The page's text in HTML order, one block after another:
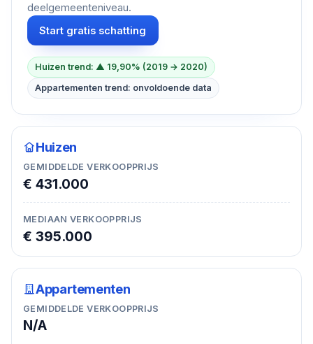
deelgemeenteniveau.
Start gratis schatting
Huizen trend: ▲ 19,90% (2019 → 2020)
Appartementen trend: onvoldoende data
Huizen
GEMIDDELDE VERKOOPPRIJS
€ 431.000
MEDIAAN VERKOOPPRIJS
€ 395.000
Appartementen
GEMIDDELDE VERKOOPPRIJS
N/A